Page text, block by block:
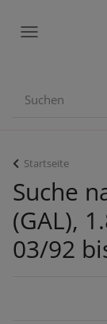
Startseite
Suche
(GAL),
03/92